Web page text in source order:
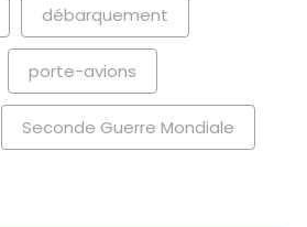
débarquement
porte-avions
Seconde Guerre Mondiale